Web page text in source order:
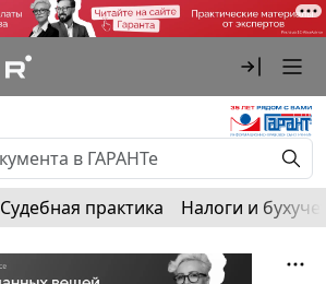
Судебная практика Налоги и